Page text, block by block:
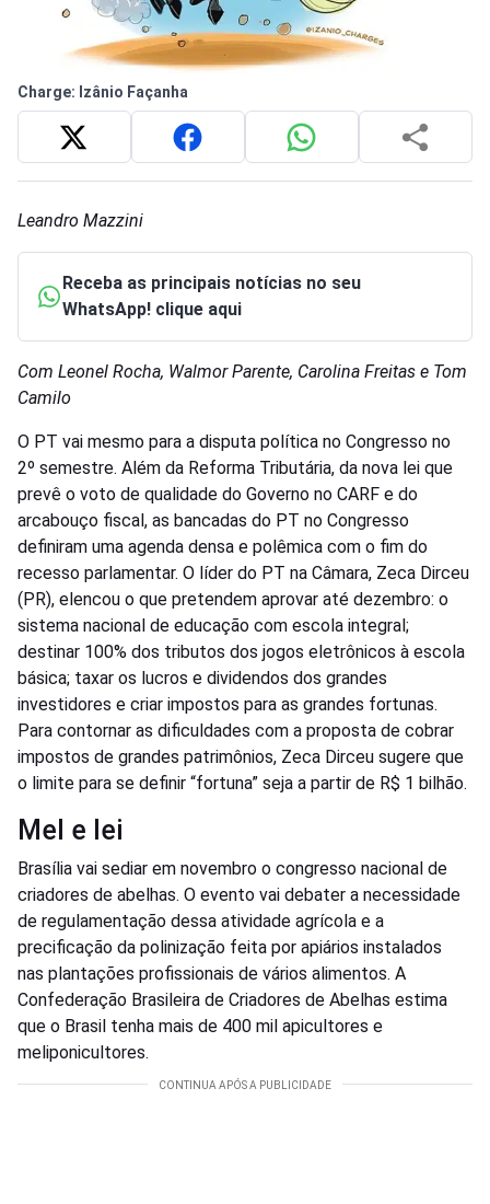
Charge: Izânio Façanha
Leandro Mazzini
Receba as principais notícias no seu
WhatsApp! clique aqui
Com Leonel Rocha, Walmor Parente, Carolina Freitas e Tom
Camilo
O PT vai mesmo para a disputa política no Congresso no
2º semestre. Além da Reforma Tributária, da nova lei que
prevê o voto de qualidade do Governo no CARF e do
arcabouço fiscal, as bancadas do PT no Congresso
definiram uma agenda densa e polêmica com o fim do
recesso parlamentar. O líder do PT na Câmara, Zeca Dirceu
(PR), elencou o que pretendem aprovar até dezembro: o
sistema nacional de educação com escola integral;
destinar 100% dos tributos dos jogos eletrônicos à escola
básica; taxar os lucros e dividendos dos grandes
investidores e criar impostos para as grandes fortunas.
Para contornar as dificuldades com a proposta de cobrar
impostos de grandes patrimônios, Zeca Dirceu sugere que
o limite para se definir “fortuna” seja a partir de R$ 1 bilhão.
Mel e lei
Brasília vai sediar em novembro o congresso nacional de
criadores de abelhas. O evento vai debater a necessidade
de regulamentação dessa atividade agrícola e a
precificação da polinização feita por apiários instalados
nas plantações profissionais de vários alimentos. A
Confederação Brasileira de Criadores de Abelhas estima
que o Brasil tenha mais de 400 mil apicultores e
meliponicultores.